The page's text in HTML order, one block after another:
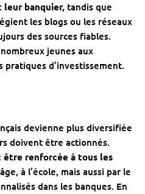
leur banquier, tandis que
les blogs ou les réseaux
des sources fiables.
jeunes aux
pratiques d’investissement.
devienne plus diversifiée
doivent être actionnés.
être renforcée à tous les
à l’école, mais aussi par le
dans les banques. En